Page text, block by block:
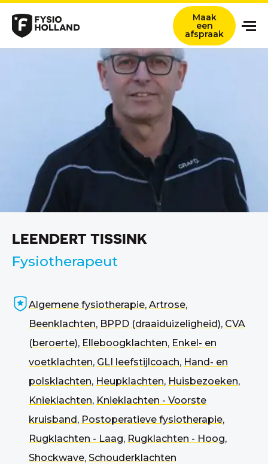
Nieuws en ervaringsverhalen
Over ons
Werken bij
Contact
Maak
een
afspraak
LEENDERT TISSINK
Fysiotherapeut
Algemene fysiotherapie, Artrose,
Beenklachten, BPPD (draaiduizeligheid), CVA
(beroerte), Elleboogklachten, Enkel- en
voetklachten, GLI leefstijlcoach, Hand- en
polsklachten, Heupklachten, Huisbezoeken,
Knieklachten, Knieklachten - Voorste
kruisband, Postoperatieve fysiotherapie,
Rugklachten - Laag, Rugklachten - Hoog,
Shockwave, Schouderklachten